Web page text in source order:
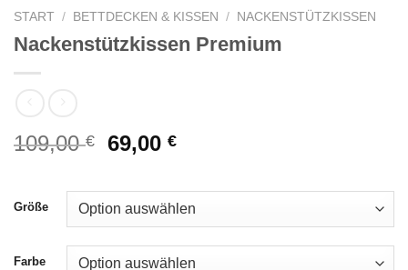
START / BETTDECKEN & KISSEN / NACKENSTÜTZKISSEN
Nackenstützkissen Premium
109,00€
Ursprünglicher
war:
109,00 €
69,00€Aktueller
ist:
69,00 €.
Größe
Farbe